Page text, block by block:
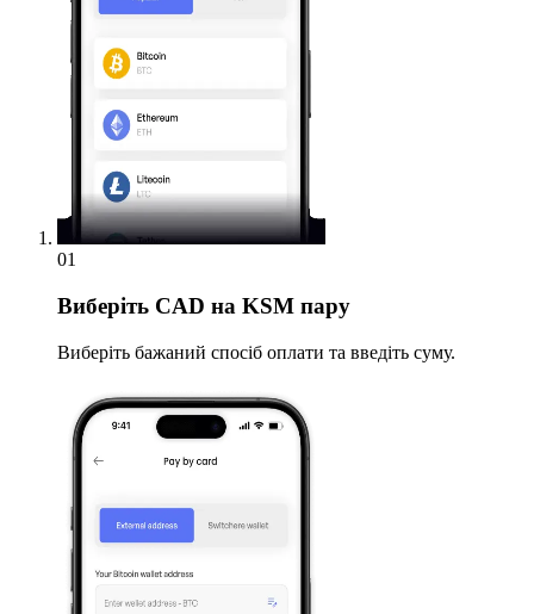
01
Виберіть CAD на KSM пару
Виберіть бажаний спосіб оплати та введіть суму.